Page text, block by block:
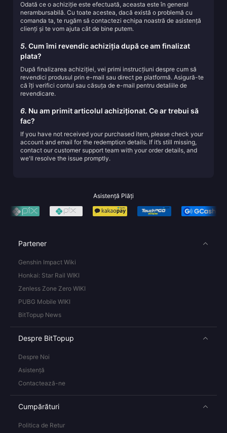
Odată ce o achiziție este efectuată, aceasta este în general
nerambursabilă. Cu toate acestea, dacă există o problemă cu
comanda ta, te rugăm să contactezi echipa noastră de asistență
clienți și te vom ajuta cât de bine putem.
5. Cum îmi revendic achiziția după ce am finalizat
plata?
După finalizarea achiziției, vei primi instrucțiuni despre cum să
revendici produsul prin e-mail sau direct pe platformă. Asigură-te
că îți verifici contul sau căsuța de e-mail pentru detaliile de
revendicare.
6. Nu am primit articolul achiziționat. Ce ar trebui să
fac?
If you have not received your purchased item, please check your
account and email for the redemption details. If it’s still missing,
contact our customer support team with your order details, and
we'll resolve the issue promptly.
Asistență Plăți
Partener
Genshin Impact Wiki
Honkai: Star Rail WIKI
Zenless Zone Zero WIKI
PUBG Mobile WIKI
BitTopup News
Despre BitTopup
Despre Noi
Asistență
Contactează-ne
Cumpărături
Politica de Retur